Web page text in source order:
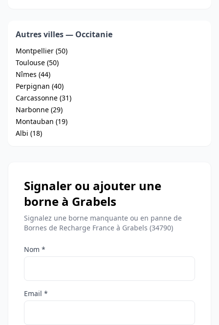
Autres villes — Occitanie
Montpellier (50)
Toulouse (50)
Nîmes (44)
Perpignan (40)
Carcassonne (31)
Narbonne (29)
Montauban (19)
Albi (18)
Signaler ou ajouter une
borne à Grabels
Signalez une borne manquante ou en panne de
Bornes de Recharge France à Grabels (34790)
Nom *
Email *